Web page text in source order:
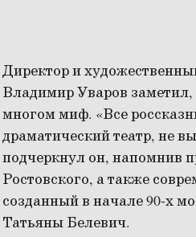
Директор и
Владимир Уваров заметил,
многом миф. «Все
драматический театр, не
подчеркнул он, напомнив
Ростовского, а также
созданный в начале 90-х
Татьяны Белевич.